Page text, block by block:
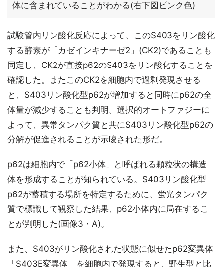
体に含まれていることがわかる(右下図ピンク色)
試験管内リン酸化反応によって、このS403をリン酸化
する酵素が「カゼインキナーゼ2」(CK2)であることも
同定し、CK2が直接p62のS403をリン酸化することを
確認した。またこのCK2を細胞内で過剰発現させる
と、S403リン酸化型p62が増加すると同時にp62の全
体量が減少することも判明。選択的オートファジーに
よって、異常タンパク質と共にS403リン酸化型p62の
分解が促進されることが示唆された形だ。
p62は細胞内で「p62小体」と呼ばれる顆粒状の構造
体を形成することが知られている。S403リン酸化型
p62が蓄積する場所を特定するために、蛍光タンパク
質で標識して観察した結果、p62小体内に局在するこ
とが判明した(画像3・A)。
また、S403がリン酸化された状態に似せたp62変異体
「S403E変異体」を細胞内で発現すると、野生型と比